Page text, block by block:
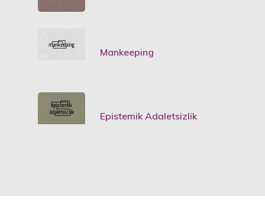
Mankeeping
Epistemik Adaletsizlik